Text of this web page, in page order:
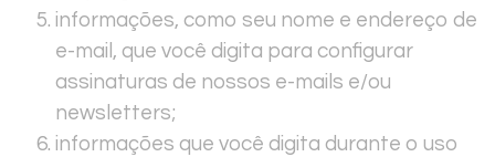
informações, como seu nome e endereço de
e-mail, que você digita para configurar
assinaturas de nossos e-mails e/ou
newsletters;
informações que você digita durante o uso